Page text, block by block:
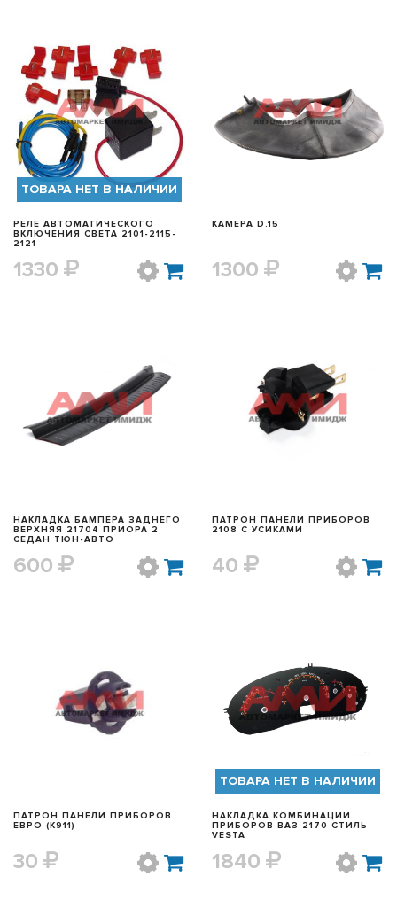
БЫСТРЫЙ ПРОСМОТР
ТОВАРА НЕТ В НАЛИЧИИ
РЕЛЕ АВТОМАТИЧЕСКОГО
ВКЛЮЧЕНИЯ СВЕТА 2101-2115-
2121
1330
БЫСТРЫЙ ПРОСМОТР
КАМЕРА D.15
1300
БЫСТРЫЙ ПРОСМОТР
НАКЛАДКА БАМПЕРА ЗАДНЕГО
ВЕРХНЯЯ 21704 ПРИОРА 2
СЕДАН ТЮН-АВТО
600
БЫСТРЫЙ ПРОСМОТР
ПАТРОН ПАНЕЛИ ПРИБОРОВ
2108 С УСИКАМИ
40
БЫСТРЫЙ ПРОСМОТР
ПАТРОН ПАНЕЛИ ПРИБОРОВ
ЕВРО (K911)
30
БЫСТРЫЙ ПРОСМОТР
ТОВАРА НЕТ В НАЛИЧИИ
НАКЛАДКА КОМБИНАЦИИ
ПРИБОРОВ ВАЗ 2170 СТИЛЬ
VESTA
1840